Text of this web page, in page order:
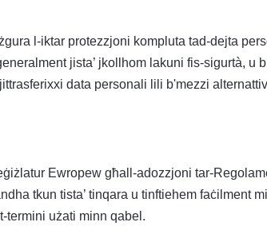
l-iktar protezzjoni kompluta tad-dejta
jista’ jkollhom lakuni fis-sigurtà, u
data personali lili b'mezzi
Ewropew għall-adozzjoni tar-
tkun tista’ tinqara u tinftiehem faċilment
termini użati minn qabel.